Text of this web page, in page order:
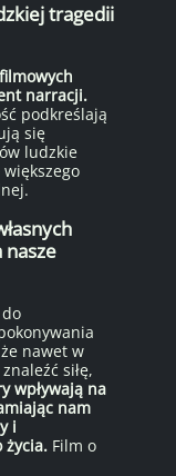
tragedii
narracji.
podkreślają
się
ludzkie
nasze
nawet w
siłę,
wpływają na
nam
i
życia. Film o